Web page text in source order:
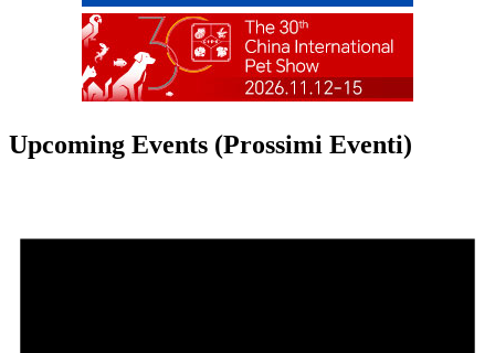
Upcoming Events (Prossimi Eventi)